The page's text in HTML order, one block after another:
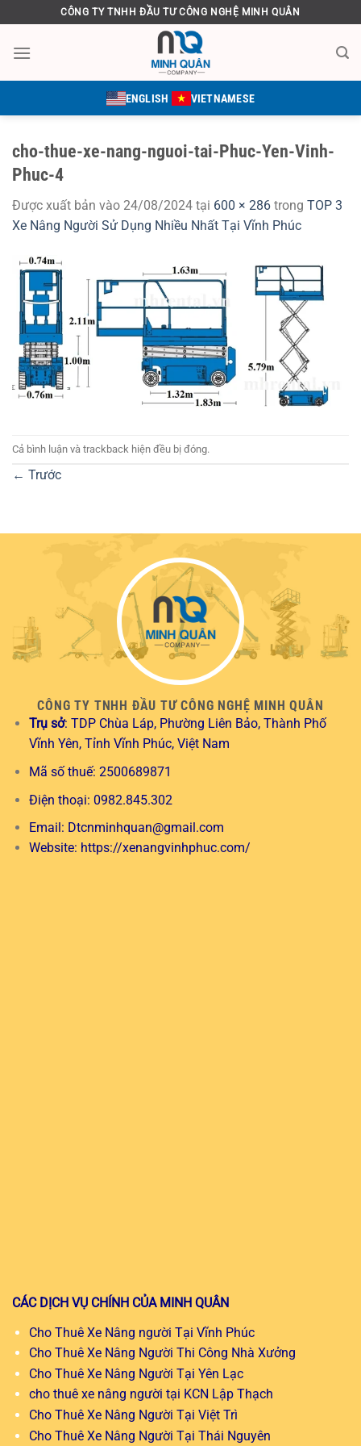
qua
nội
CÔNG TY TNHH ĐẦU TƯ CÔNG NGHỆ MINH QUÂN
ENGLISH VIETNAMESE
cho-thue-xe-nang-nguoi-tai-Phuc-Yen-Vinh-
Phuc-4
Được xuất bản vào 24/08/2024 tại 600 × 286 trong TOP 3
Xe Nâng Người Sử Dụng Nhiều Nhất Tại Vĩnh Phúc
Cả bình luận và trackback hiện đều bị đóng.
← Trước
CÔNG TY TNHH ĐẦU TƯ CÔNG NGHỆ MINH QUÂN
Trụ sở: TDP Chùa Láp, Phường Liên Bảo, Thành Phố
Vĩnh Yên, Tỉnh Vĩnh Phúc, Việt Nam
Mã số thuế: 2500689871
Điện thoại: 0982.845.302
Email: Dtcnminhquan@gmail.com
Website: https://xenangvinhphuc.com/
CÁC DỊCH VỤ CHÍNH CỦA MINH QUÂN
Cho Thuê Xe Nâng người Tại Vĩnh Phúc
Cho Thuê Xe Nâng Người Thi Công Nhà Xưởng
Cho Thuê Xe Nâng Người Tại Yên Lạc
cho thuê xe nâng người tại KCN Lập Thạch
Cho Thuê Xe Nâng Người Tại Việt Trì
Cho Thuê Xe Nâng Người Tại Thái Nguyên